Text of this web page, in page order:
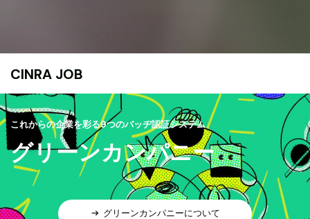
CINRA JOB
これからの企業を彩る9つのバッヂ認証システム
グリーンカンパニー
グリーンカンパニーについて